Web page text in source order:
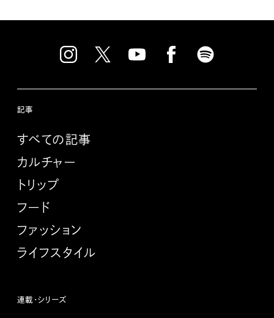
記事
すべての記事
カルチャー
トリップ
フード
ファッション
ライフスタイル
連載・シリーズ